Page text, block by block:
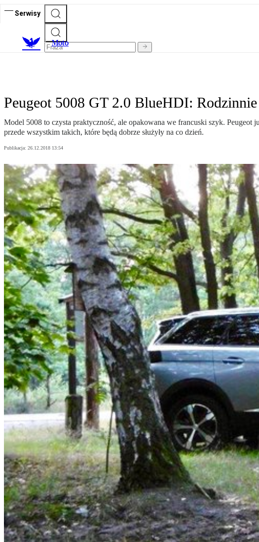
Serwisy
Moto
Peugeot 5008 GT 2.0 BlueHDI:
Model 5008 to czysta praktyczność, ale opakowana we francuski szyk.
przede wszystkim takich, które będą dobrze służyły na co dzień.
Publikacja: 26.12.2018 13:54